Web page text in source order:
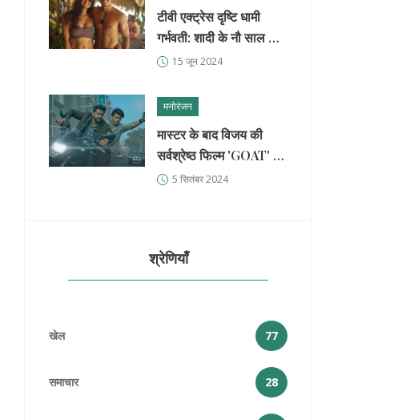
टीवी एक्ट्रेस दृष्टि धामी
गर्भवती: शादी के नौ साल बाद
पति नीरज खेमका के साथ
15 जून 2024
मनोरंजन
मास्टर के बाद विजय की
सर्वश्रेष्ठ फिल्म 'GOAT' से
जुड़ी रिव्यू ट्विटर पर छाई
5 सितंबर 2024
श्रेणियाँ
खेल 77
समाचार 28